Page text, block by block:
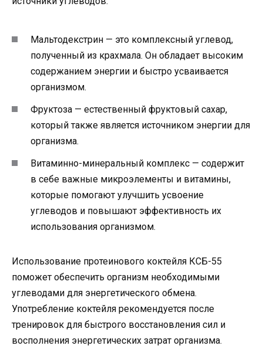
Мальтодекстрин — это комплексный углевод,
полученный из крахмала. Он обладает высоким
содержанием энергии и быстро усваивается
организмом.
Фруктоза — естественный фруктовый сахар,
который также является источником энергии для
организма.
Витаминно-минеральный комплекс — содержит
в себе важные микроэлементы и витамины,
которые помогают улучшить усвоение
углеводов и повышают эффективность их
использования организмом.
Использование протеинового коктейля КСБ-55
поможет обеспечить организм необходимыми
углеводами для энергетического обмена.
Употребление коктейля рекомендуется после
тренировок для быстрого восстановления сил и
восполнения энергетических затрат организма.